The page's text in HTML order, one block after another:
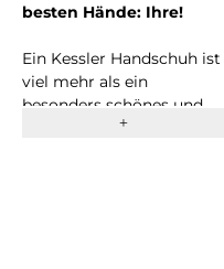
besten Hände: Ihre!
Ein Kessler Handschuh ist
viel mehr als ein
besonders schönes und
komfortables Accessoire.